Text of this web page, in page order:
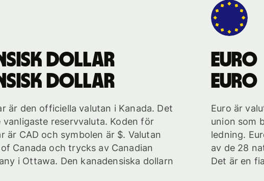
dollar
dollar
är den officiella valutan i Kanada. Det
reservvaluta. Koden för
är CAD och symbolen är $. Valutan
Canada och trycks av Canadian
i Ottawa. Den kanadensiska dollarn
euro
euro
Euro är
union som
ledning.
av de 28
Det är en